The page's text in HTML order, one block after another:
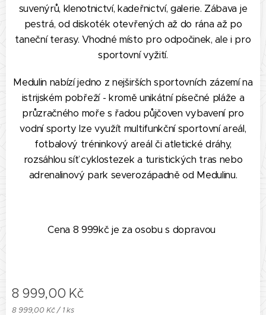
suvenýrů, klenotnictví, kadeřnictví, galerie. Zábava je
pestrá, od diskoték otevřených až do rána až po
taneční terasy. Vhodné místo pro odpočinek, ale i pro
sportovní vyžití.
Medulin nabízí jedno z nejširších sportovních zázemí na
istrijském pobřeží - kromě unikátní písečné pláže a
průzračného moře s řadou půjčoven vybavení pro
vodní sporty lze využít multifunkční sportovní areál,
fotbalový tréninkový areál či atletické dráhy,
rozsáhlou síť cyklostezek a turistických tras nebo
adrenalinový park severozápadně od Medulinu.
Cena 8 999kč je za osobu s dopravou
8 999,00 Kč
8 999,00 Kč / 1 ks